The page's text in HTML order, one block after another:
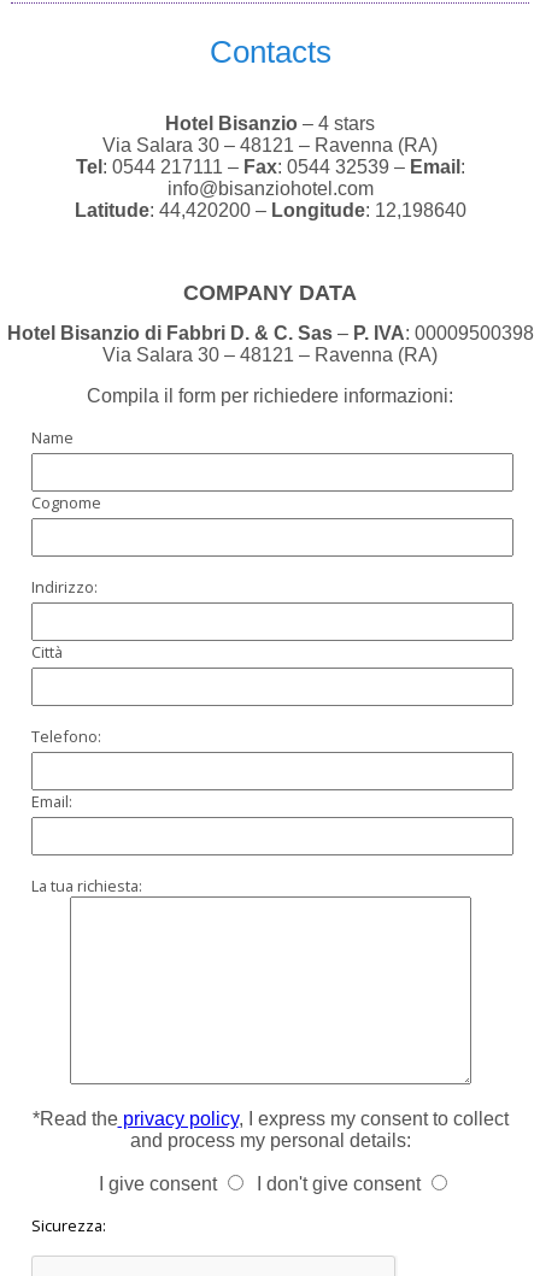
Contacts
Hotel Bisanzio – 4 stars
Via Salara 30 – 48121 – Ravenna (RA)
Tel : 0544 217111 – Fax: 0544 32539 – Email :
info@bisanziohotel.com
Latitude: 44,420200 – Longitude: 12,198640
COMPANY DATA
Hotel Bisanzio di Fabbri D. & C. Sas– P. IVA: 00009500398
Via Salara 30 – 48121 – Ravenna (RA)
Compila il form per richiedere informazioni:
Name
Cognome
Indirizzo:
Città
Telefono:
Email:
La tua richiesta:
*Read theprivacy policy, I express my consent to collect
and process my personal details:
I give consent I don't give consent
Sicurezza: